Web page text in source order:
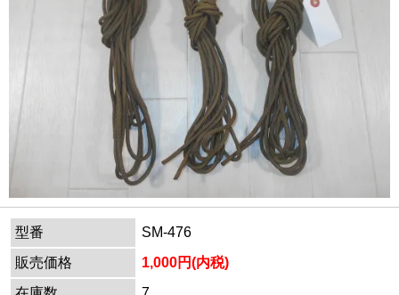
型番
SM-476
販売価格
1,000円(内税)